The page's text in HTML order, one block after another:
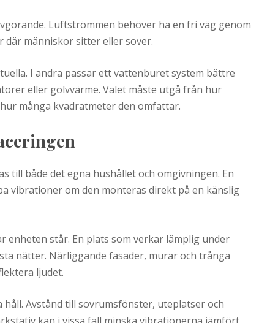
Luftströmmen behöver ha en fri väg genom
människor sitter eller sover.
I andra passar ett vattenburet system bättre
eller golvvärme. Valet måste utgå från hur
många kvadratmeter den omfattar.
till både det egna hushållet och omgivningen. En
vibrationer om den monteras direkt på en känslig
enheten står. En plats som verkar lämplig under
nätter. Närliggande fasader, murar och trånga
ljudet.
Avstånd till sovrumsfönster, uteplatser och